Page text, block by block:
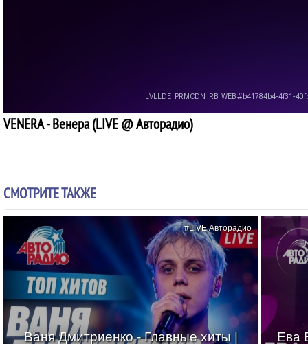
VENERA - Венера (LIVE @ Авторадио)
СМОТРИТЕ ТАКЖЕ
Ваня Дмитриенко - Главные хиты |
#LIVE Авторадио
Ева